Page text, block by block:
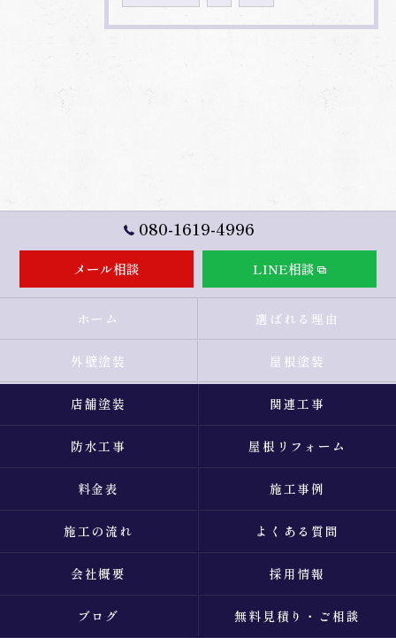
080-1619-4996
メール相談 LINE相談
ホーム 選ばれる理由
外壁塗装 屋根塗装
店舗塗装 関連工事
防水工事 屋根リフォーム
料金表 施工事例
施工の流れ よくある質問
会社概要 採用情報
ブログ 無料見積り・ご相談